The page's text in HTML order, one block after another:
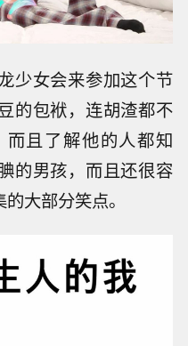
少女会来参加这个节
的包袱，连胡渣都不
且了解他的人都知
的男孩，而且还很容
大部分笑点。